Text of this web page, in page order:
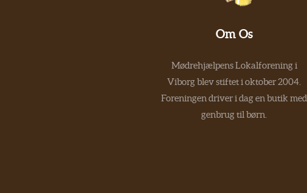
Om Os
Mødrehjælpens Lokalforening i
Viborg blev stiftet i oktober 2004.
Foreningen driver i dag en butik med
genbrug til børn.